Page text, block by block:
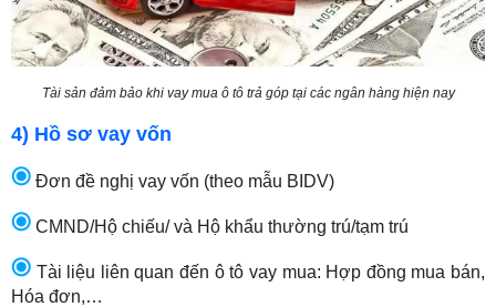
Tài sản đảm bảo khi vay mua ô tô trả góp tại các ngân hàng hiện nay
4) Hồ sơ vay vốn
Đơn đề nghị vay vốn (theo mẫu BIDV)
CMND/Hộ chiếu/ và Hộ khẩu thường trú/tạm trú
Tài liệu liên quan đến ô tô vay mua: Hợp đồng mua bán,
Hóa đơn,…